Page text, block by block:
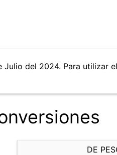
del 2024. Para utilizar
DE